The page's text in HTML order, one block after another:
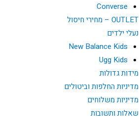
Converse
OUTLET – מחירי חיסול
נעלי ילדים
New Balance Kids
Ugg Kids
מידות גדולות
מדיניות החלפות וביטולים
מדיניות משלוחים
שאלות ותשובות